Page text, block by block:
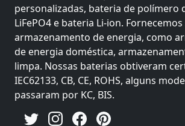
personalizadas, bateria de polímero
LiFePO4 e bateria Li-ion.
armazenamento de energia, como
de energia doméstica,
limpa. Nossas baterias obtiveram
IEC62133, CB, CE, ROHS, alguns
passaram por KC, BIS.